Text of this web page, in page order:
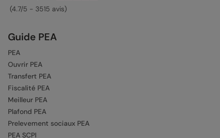
(4.7/5 - 3515 avis)
Guide PEA
PEA
Ouvrir PEA
Transfert PEA
Fiscalité PEA
Meilleur PEA
Plafond PEA
Prelevement sociaux PEA
PEA SCPI